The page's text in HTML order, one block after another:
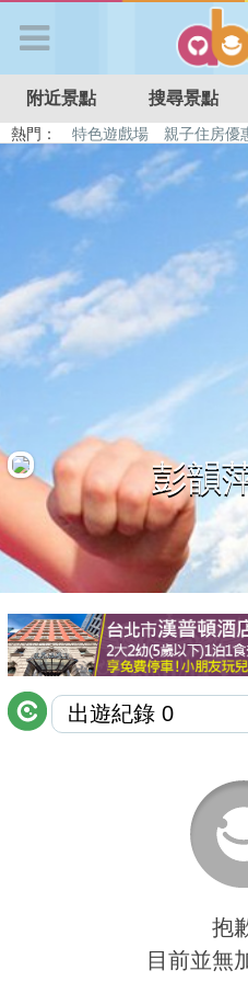
APP登入
首 頁
搜尋景點
好康優惠
最新留言
商家合作
推薦景點
討論區
聯絡我們
附近景點 搜尋景點
熱門： 特色遊戲場 親子住房優
溜滑梯民宿
觀光工廠
彭韻
抱
目前並無